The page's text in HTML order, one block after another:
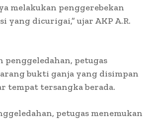
melakukan penggerebekan
yang dicurigai,” ujar AKP A.R.
penggeledahan, petugas
bukti ganja yang disimpan
tempat tersangka berada.
petugas menemukan